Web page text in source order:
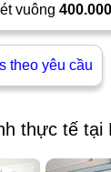
vuông
theo yêu cầu
thực tế tại